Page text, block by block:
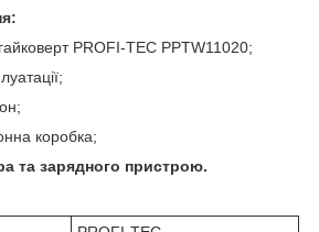
PROFI-TEC PPTW11020;
коробка;
та зарядного пристрою.